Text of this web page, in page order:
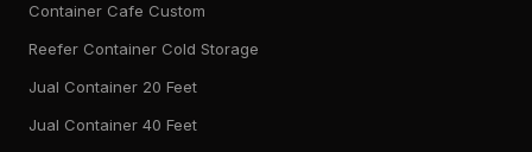
Container Cafe Custom
Reefer Container Cold Storage
Jual Container 20 Feet
Jual Container 40 Feet